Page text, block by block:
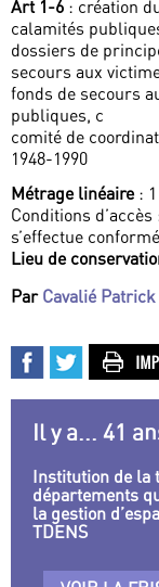
Art 1-6 : création
calamités
dossiers de
secours aux
fonds de secours
publiques, c
comité de
1948-1990
Métrage linéaire: 1
Conditions
s’effectue
Lieu de
Par Cavalié Patrick
Il y a... 41
Institution de la
départements
la gestion
TDENS